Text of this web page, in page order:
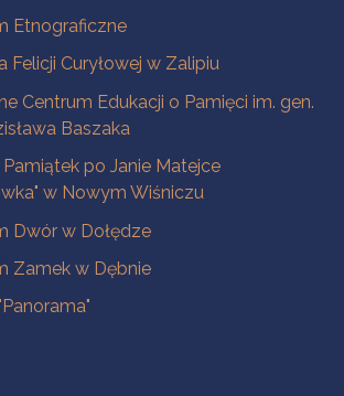
Etnograficzne
Felicji Curyłowej w Zalipiu
Centrum Edukacji o Pamięci im. gen.
Baszaka
po Janie Matejce
w Nowym Wiśniczu
Dwór w Dołędze
Zamek w Dębnie